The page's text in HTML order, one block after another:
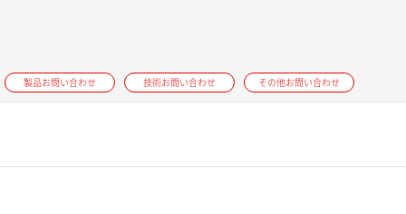
製品お問い合わせ 技術お問い合わせ その他お問い合わせ